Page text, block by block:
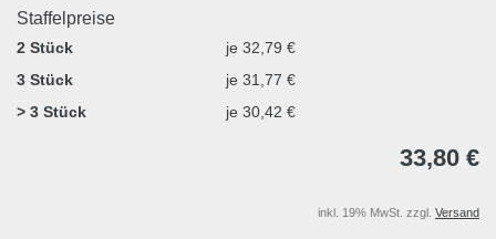
Staffelpreise
2 Stück
je 32,79 €
3 Stück
je 31,77 €
> 3 Stück
je 30,42 €
33,80 €
inkl. 19% MwSt. zzgl. Versand